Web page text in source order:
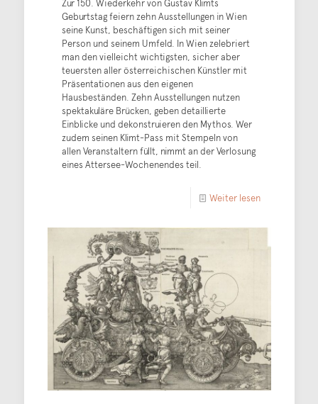
Zur 150. Wiederkehr von Gustav Klimts
Geburtstag feiern zehn Ausstellungen in Wien
seine Kunst, beschäftigen sich mit seiner
Person und seinem Umfeld. In Wien zelebriert
man den vielleicht wichtigsten, sicher aber
teuersten aller österreichischen Künstler mit
Präsentationen aus den eigenen
Hausbeständen. Zehn Ausstellungen nutzen
spektakuläre Brücken, geben detaillierte
Einblicke und dekonstruieren den Mythos. Wer
zudem seinen Klimt-Pass mit Stempeln von
allen Veranstaltern füllt, nimmt an der Verlosung
eines Attersee-Wochenendes teil.
Weiter lesen